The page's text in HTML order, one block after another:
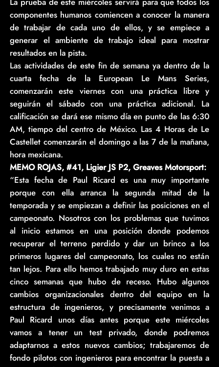
componentes humanos comiencen a conocer la manera
de trabajar de cada uno de ellos, y se empiece a
generar el ambiente de trabajo ideal para mostrar
resultados en la pista.
Las actividades de este fin de semana ya dentro de la
cuarta fecha de la European Le Mans Series,
comenzarán este viernes con una práctica libre y
seguirán el sábado con una práctica adicional. La
calificación se dará ese mismo día en punto de las 6:30
AM, tiempo del centro de México. Las 4 Horas de Le
Castellet comenzarán el domingo a las 7 de la mañana,
hora mexicana.
MEMO ROJAS, #41, Ligier JS P2, Greaves Motorsport:
“Esta fecha de Paul Ricard es una muy importante
porque con ella arranca la segunda mitad de la
temporada y se empiezan a definir las posiciones en el
campeonato. Nosotros con los problemas que tuvimos
al inicio estamos en una posición donde podemos
recuperar el terreno perdido y dar un brinco a los
primeros lugares del campeonato, los cuales no están
tan lejos. Para ello hemos trabajado muy duro en estas
cinco semanas que hubo de receso. Hubo algunos
cambios organizacionales dentro del equipo en la
estructura de ingenieros, y precisamente venimos a
Paul Ricard unos días antes porque este miércoles
vamos a tener un test privado, donde podremos
adaptarnos a estos nuevos cambios; trabajaremos de
fondo pilotos con ingenieros para encontrar la puesta a